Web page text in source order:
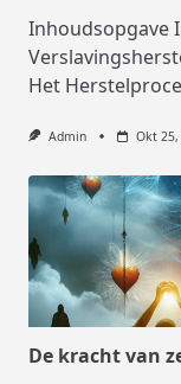
Inhoudsopgave
Het
Admin Okt 25,
De kracht van